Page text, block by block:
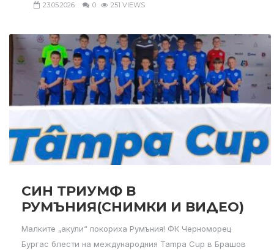
23.05.2026 0 251 VIEWS
СИН ТРИУМФ В
РУМЪНИЯ(СНИМКИ И ВИДЕО)
Малките „акули“ покориха Румъния! ФК Черноморец
Бургас блести на международния Tampa Cup в Брашов